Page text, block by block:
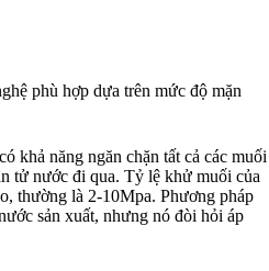
phù hợp dựa trên mức độ mặn
khả năng ngăn chặn tất cả các muối
tử nước đi qua. Tỷ lệ khử muối của
thường là 2-10Mpa. Phương pháp
sản xuất, nhưng nó đòi hỏi áp